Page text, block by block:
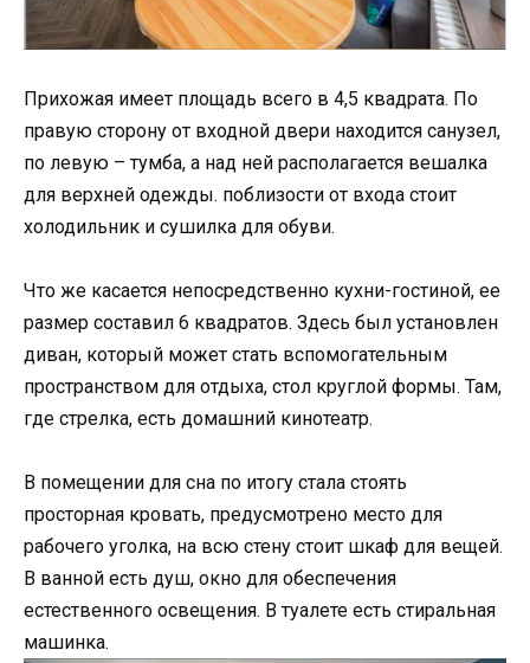
Прихожая имеет площадь всего в 4,5 квадрата. По
правую сторону от входной двери находится санузел,
по левую – тумба, а над ней располагается вешалка
для верхней одежды. поблизости от входа стоит
холодильник и сушилка для обуви.
Что же касается непосредственно кухни-гостиной, ее
размер составил 6 квадратов. Здесь был установлен
диван, который может стать вспомогательным
пространством для отдыха, стол круглой формы. Там,
где стрелка, есть домашний кинотеатр.
В помещении для сна по итогу стала стоять
просторная кровать, предусмотрено место для
рабочего уголка, на всю стену стоит шкаф для вещей.
В ванной есть душ, окно для обеспечения
естественного освещения. В туалете есть стиральная
машинка.